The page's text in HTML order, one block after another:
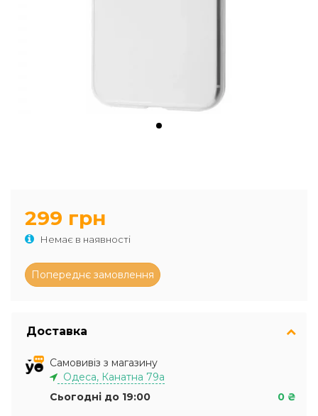
299 грн
Немає в наявності
Доставка
Самовивіз з магазину
Одеса, Канатна 79а
Сьогодні до 19:00
0 ₴